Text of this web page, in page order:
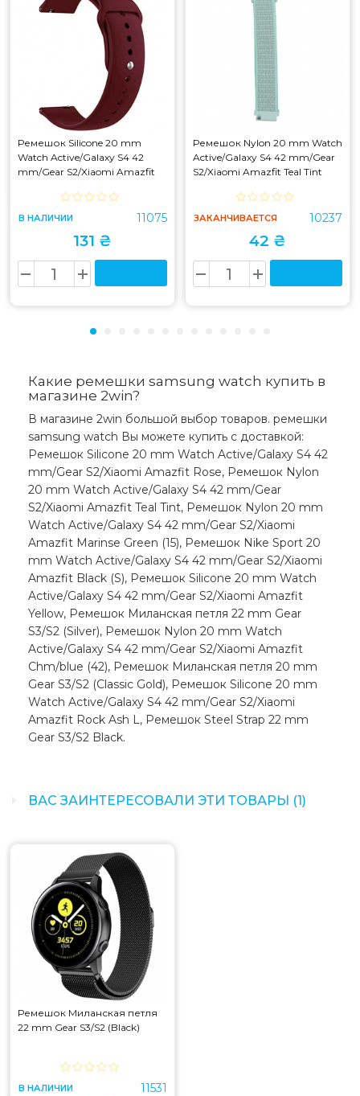
Ремешок Silicone 20 mm
Watch Active/Galaxy S4 42
mm/Gear S2/Xiaomi Amazfit
В НАЛИЧИИ 11075
131 ₴
Ремешок Nylon 20 mm Watch
Active/Galaxy S4 42 mm/Gear
S2/Xiaomi Amazfit Teal Tint
ЗАКАНЧИВАЕТСЯ 10237
42 ₴
Какие ремешки samsung watch купить в
магазине 2win?
В магазине 2win большой выбор товаров. ремешки
samsung watch Вы можете купить с доставкой:
Ремешок Silicone 20 mm Watch Active/Galaxy S4 42
mm/Gear S2/Xiaomi Amazfit Rose, Ремешок Nylon
20 mm Watch Active/Galaxy S4 42 mm/Gear
S2/Xiaomi Amazfit Teal Tint, Ремешок Nylon 20 mm
Watch Active/Galaxy S4 42 mm/Gear S2/Xiaomi
Amazfit Marinse Green (15), Ремешок Nike Sport 20
mm Watch Active/Galaxy S4 42 mm/Gear S2/Xiaomi
Amazfit Black (S), Ремешок Silicone 20 mm Watch
Active/Galaxy S4 42 mm/Gear S2/Xiaomi Amazfit
Yellow, Ремешок Миланская петля 22 mm Gear
S3/S2 (Silver), Ремешок Nylon 20 mm Watch
Active/Galaxy S4 42 mm/Gear S2/Xiaomi Amazfit
Chm/blue (42), Ремешок Миланская петля 20 mm
Gear S3/S2 (Classic Gold), Ремешок Silicone 20 mm
Watch Active/Galaxy S4 42 mm/Gear S2/Xiaomi
Amazfit Rock Ash L, Ремешок Steel Strap 22 mm
Gear S3/S2 Black.
ВАС ЗАИНТЕРЕСОВАЛИ ЭТИ ТОВАРЫ (1)
Ремешок Миланская петля
22 mm Gear S3/S2 (Black)
В НАЛИЧИИ 11531